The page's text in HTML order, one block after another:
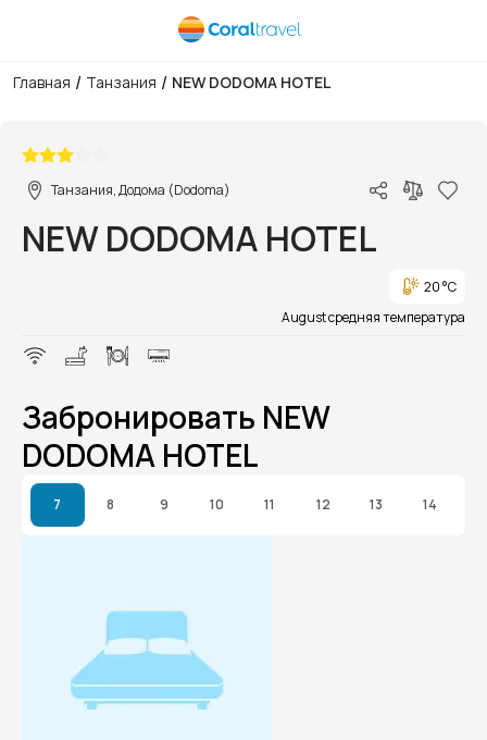
Главная / Танзания / NEW DODOMA HOTEL
Танзания, Додома (Dodoma)
NEW DODOMA HOTEL
20 °C
August средняя температура
Забронировать NEW
DODOMA HOTEL
7 8 9 10 11 12 13 14